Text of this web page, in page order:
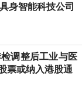
身智能科技公司
调整后工业与医
票或纳入港股通